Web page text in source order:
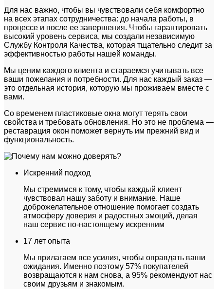
Для нас важно, чтобы вы чувствовали себя комфортно
на всех этапах сотрудничества: до начала работы, в
процессе и после ее завершения. Чтобы гарантировать
высокий уровень сервиса, мы создали независимую
Службу Контроля Качества, которая тщательно следит за
эффективностью работы нашей команды.
Мы ценим каждого клиента и стараемся учитывать все
ваши пожелания и потребности. Для нас каждый заказ —
это отдельная история, которую мы проживаем вместе с
вами.
Со временем пластиковые окна могут терять свои
свойства и требовать обновления. Но это не проблема —
реставрация окон поможет вернуть им прежний вид и
функциональность.
Искренний подход
Мы стремимся к тому, чтобы каждый клиент
чувствовал нашу заботу и внимание. Наше
доброжелательное отношение помогает создать
атмосферу доверия и радостных эмоций, делая
наш сервис по-настоящему искренним
17 лет опыта
Мы прилагаем все усилия, чтобы оправдать ваши
ожидания. Именно поэтому 57% покупателей
возвращаются к нам снова, а 95% рекомендуют нас
своим друзьям и знакомым.